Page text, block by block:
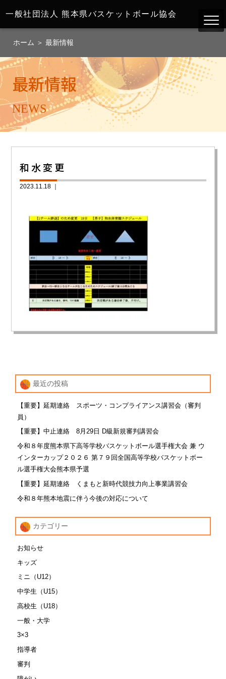
一般社団法人 熊本県バスケットボール協会
ホーム ＞ 最新情報
最新情報
NEWS
和水変更
2023.11.18 ｜
最近の投稿
【重要】延期連絡 スポーツ・コンプライアンス講習会（審判
員）
【重要】中止連絡 8月29日 D級新規審判講習会
令和８年度熊本県下高等学校バスケットボール選手権大会 兼 ウ
インターカップ２０２６ 第７９回全国高等学校バスケットボー
ル選手権大会熊本県予選
【重要】延期連絡 くまもと新時代競技力向上事業講習会
令和８年熊本地震に伴う今後の対応について
カテゴリー
お知らせ
キッズ
ミニ（U12）
中学生（U15）
高校生（U18）
一般・大学
3×3
指導者
審判